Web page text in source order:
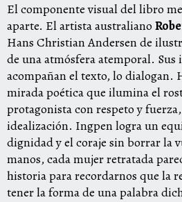
El componente visual del libro
aparte. El artista australiano
Hans Christian Andersen de
de una atmósfera atemporal. Sus
acompañan el texto, lo dialogan.
mirada poética que ilumina el
protagonista con respeto y
idealización. Ingpen logra un
dignidad y el coraje sin borrar la
manos, cada mujer retratada
historia para recordarnos que la
tener la forma de una palabra